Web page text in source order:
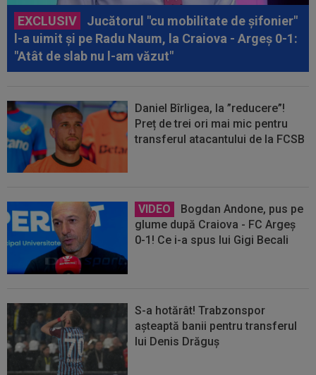
EXCLUSIV
Jucătorul "cu mobilitate de șifonier"
l-a uimit și pe Radu Naum, la Craiova - Argeș 0-1:
"Atât de slab nu l-am văzut"
Daniel Bîrligea, la ”reducere”!
Preț de trei ori mai mic pentru
transferul atacantului de la FCSB
VIDEO
Bogdan Andone, pus pe
glume după Craiova - FC Argeș
0-1! Ce i-a spus lui Gigi Becali
S-a hotărât! Trabzonspor
așteaptă banii pentru transferul
lui Denis Drăguș